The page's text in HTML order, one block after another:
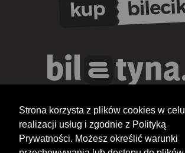
Strona korzysta z plików cookies w celu
realizacji usług i zgodnie z Polityką
Prywatności. Możesz określić warunki